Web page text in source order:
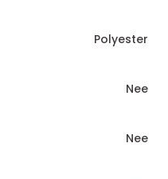
Polyester
Nee
Nee